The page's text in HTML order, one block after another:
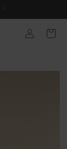
Log
in
Cart